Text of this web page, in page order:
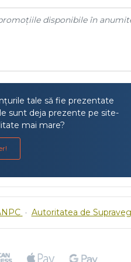
disponibile în
tale să fie prezentate
sunt deja prezente pe site-
mai mare?
· Autoritatea de